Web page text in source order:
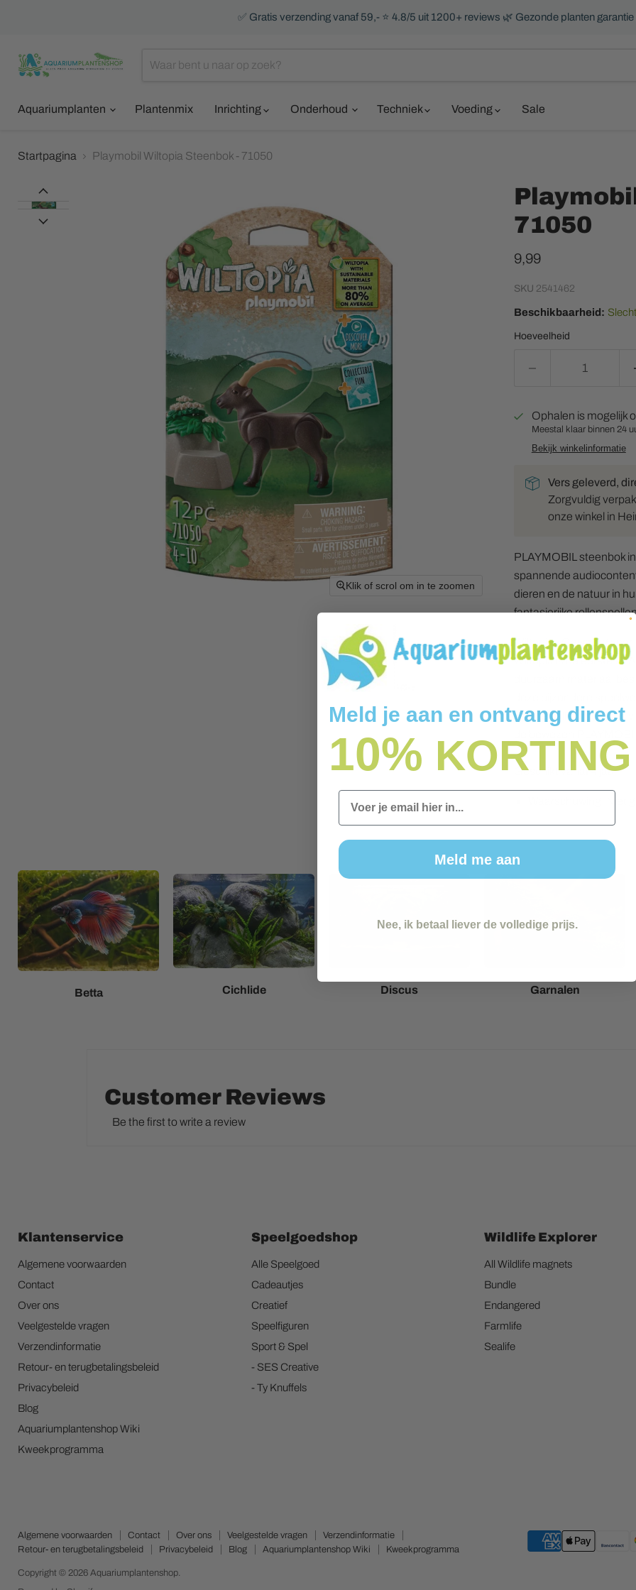
✅ Gratis verzending vanaf 59,- ⭐ 4.8/5 uit 1200+ reviews 🌿 Gezonde planten
Aquariumplanten
Plantenmix Inrichting Onderhoud Techniek Voeding Sale
Startpagina Playmobil Wiltopia Steenbok - 71050
Klik of scrol om in te zoomen
71050
Huidige prijs
9,99
SKU 2541462
Beschikbaarheid:
Hoeveelheid
Ophalen is mogelijk
Meestal klaar binnen 24
Bekijk winkelinformatie
Vers geleverd,
Zorgvuldig
onze winkel in
PLAYMOBIL steenbok
spannende
dieren en de natuur in
fantasierijke
Wiltopia - Geweldig voor
Wiltopia is de eerste
duurzaam materiaal
deze bijzondere
voldoen alle producten
de bewezen
Geschikt vanaf 4 jaar
Waarschuwing: Niet
Betta Cichlide Discus Garnalen
Customer Reviews
Be the first to write a review
Klantenservice
Algemene voorwaarden
Contact
Over ons
Veelgestelde vragen
Verzendinformatie
Retour- en terugbetalingsbeleid
Privacybeleid
Blog
Aquariumplantenshop Wiki
Kweekprogramma
Speelgoedshop
Alle Speelgoed
Cadeautjes
Creatief
Speelfiguren
Sport & Spel
- SES Creative
- Ty Knuffels
Wildlife Explorer
All Wildlife magnets
Bundle
Endangered
Farmlife
Sealife
Algemene voorwaarden Contact Over ons Veelgestelde vragen
Verzendinformatie
Retour- en terugbetalingsbeleid
Privacybeleid Blog Aquariumplantenshop Wiki Kweekprogramma
Copyright © 2026 Aquariumplantenshop.
Meld je aan en ontvang direct
10% KORTING
Email
Meld me aan
Nee, ik betaal liever de volledige prijs.